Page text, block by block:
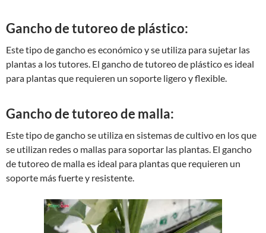
Gancho de tutoreo de plástico:
Este tipo de gancho es económico y se utiliza para sujetar las
plantas a los tutores. El gancho de tutoreo de plástico es ideal
para plantas que requieren un soporte ligero y flexible.
Gancho de tutoreo de malla:
Este tipo de gancho se utiliza en sistemas de cultivo en los que
se utilizan redes o mallas para soportar las plantas. El gancho
de tutoreo de malla es ideal para plantas que requieren un
soporte más fuerte y resistente.